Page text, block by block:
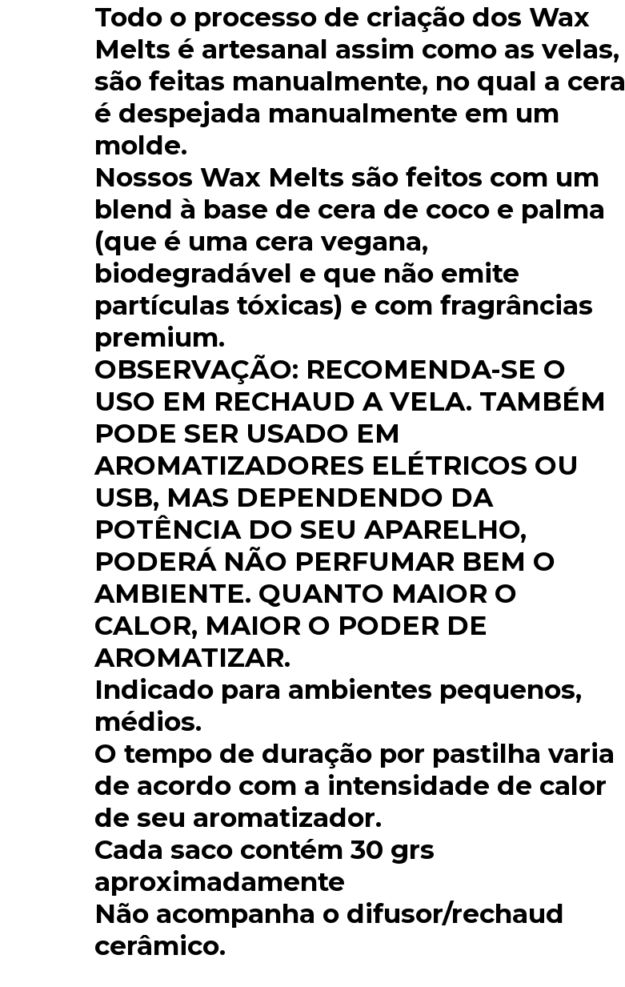
Todo o processo de criação dos Wax
Melts é artesanal assim como as velas,
são feitas manualmente, no qual a cera
é despejada manualmente em um
molde.
Nossos Wax Melts são feitos com um
blend à base de cera de coco e palma
(que é uma cera vegana,
biodegradável e que não emite
partículas tóxicas) e com fragrâncias
premium.
OBSERVAÇÃO: RECOMENDA-SE O
USO EM RECHAUD A VELA. TAMBÉM
PODE SER USADO EM
AROMATIZADORES ELÉTRICOS OU
USB, MAS DEPENDENDO DA
POTÊNCIA DO SEU APARELHO,
PODERÁ NÃO PERFUMAR BEM O
AMBIENTE. QUANTO MAIOR O
CALOR, MAIOR O PODER DE
AROMATIZAR.
Indicado para ambientes pequenos,
médios.
O tempo de duração por pastilha varia
de acordo com a intensidade de calor
de seu aromatizador.
Cada saco contém 30 grs
aproximadamente
Não acompanha o difusor/rechaud
cerâmico.